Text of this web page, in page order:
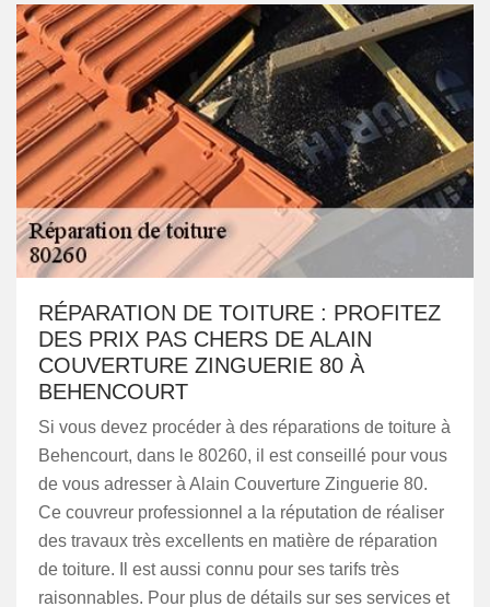
RÉPARATION DE TOITURE : PROFITEZ
DES PRIX PAS CHERS DE ALAIN
COUVERTURE ZINGUERIE 80 À
BEHENCOURT
Si vous devez procéder à des réparations de toiture à
Behencourt, dans le 80260, il est conseillé pour vous
de vous adresser à Alain Couverture Zinguerie 80.
Ce couvreur professionnel a la réputation de réaliser
des travaux très excellents en matière de réparation
de toiture. Il est aussi connu pour ses tarifs très
raisonnables. Pour plus de détails sur ses services et